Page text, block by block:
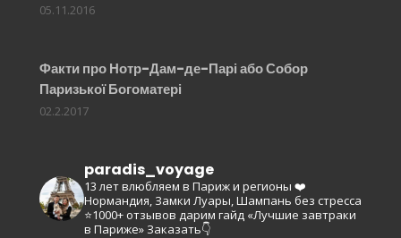
05.11.2016
Факти про Нотр-Дам-де-Парі або Собор
Паризької Богоматері
02.2.2017
paradis_voyage
13 лет влюбляем в Париж и регионы ❤️
Нормандия, Замки Луары, Шампань без стресса
⭐️1000+ отзывов дарим гайд «Лучшие завтраки
в Париже» Заказать👇